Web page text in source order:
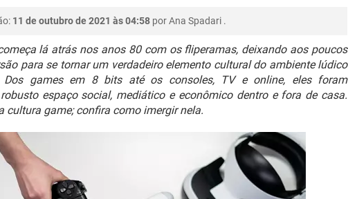
11 de outubro de 2021 às 04:58 porAna Spadari .
lá atrás nos anos 80 com os fliperamas, deixando aos poucos
para se tornar um verdadeiro elemento cultural do ambiente lúdico
Dos games em 8 bits até os consoles, TV e online, eles foram
espaço social, mediático e econômico dentro e fora de casa.
cultura game; confira como imergir nela.